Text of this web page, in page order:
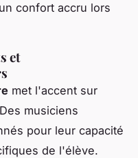
confort accru lors
et
met l'accent sur
musiciens
pour leur capacité
de l'élève.